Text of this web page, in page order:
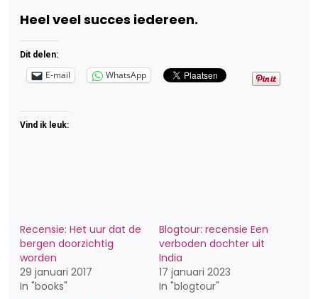
Heel veel succes iedereen.
Dit delen:
E-mail WhatsApp
Vind ik leuk:
Recensie: Het uur dat de
bergen doorzichtig
worden
29 januari 2017
In "books"
Blogtour: recensie Een
verboden dochter uit
India
17 januari 2023
In "blogtour"